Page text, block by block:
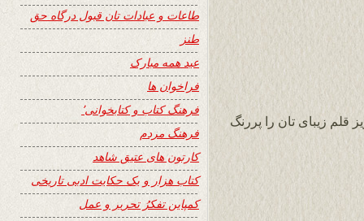
قلم زیبای تان را پررنگ
طاعات و عبادات تان قبول درگاه حق
طنز
عید همه مبارک
فراخوان ها
فرهنگ کتاب و کتابخوانی٬
فرهنگ مردم
کارتون های عتیق شاهد
کتاب هزار و یک حکایت ادبی تاریخی
کمپاین تفکرُ تحریر و عمل